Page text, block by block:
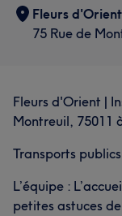
Fleurs d'Orient
75 Rue de
Fleurs d'Orient |
Montreuil, 75011
Transports
L’équipe :
petites astuces